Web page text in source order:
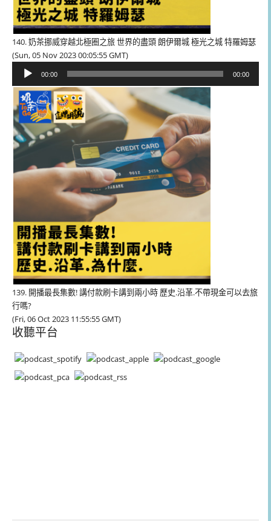
140. 奶茶挪威穿越北極圈之旅 世界的盡頭 朗伊爾城 極光之城 特羅姆瑟
(Sun, 05 Nov 2023 00:05:55 GMT)
播
放
器
00:00 00:00
139. 開播最長集數! 講付款刷卡講到兩小時 歷史.沿革.不帶現金可以去旅
行嗎?
(Fri, 06 Oct 2023 11:55:55 GMT)
收聽平台